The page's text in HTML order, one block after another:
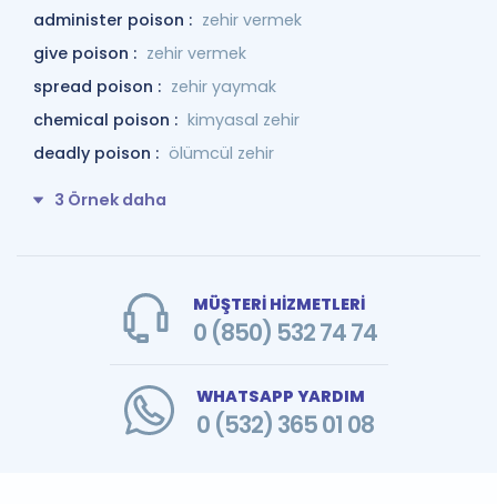
administer poison : zehir vermek
give poison : zehir vermek
spread poison : zehir yaymak
chemical poison : kimyasal zehir
deadly poison : ölümcül zehir
3 Örnek daha
MÜŞTERİ HİZMETLERİ
0 (850) 532 74 74
WHATSAPP YARDIM
0 (532) 365 01 08